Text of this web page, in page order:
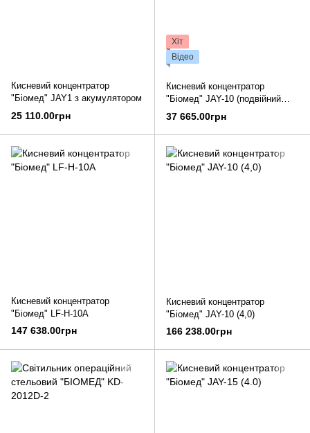
Кисневий концентратор
"Біомед" JAY1 з акумулятором
25 110.00грн
Хіт
Відео
Кисневий концентратор
"Біомед" JAY-10 (подвійний
потік)
37 665.00грн
Кисневий концентратор
"Біомед" LF-H-10A
147 638.00грн
Кисневий концентратор
"Біомед" JAY-10 (4,0)
166 238.00грн